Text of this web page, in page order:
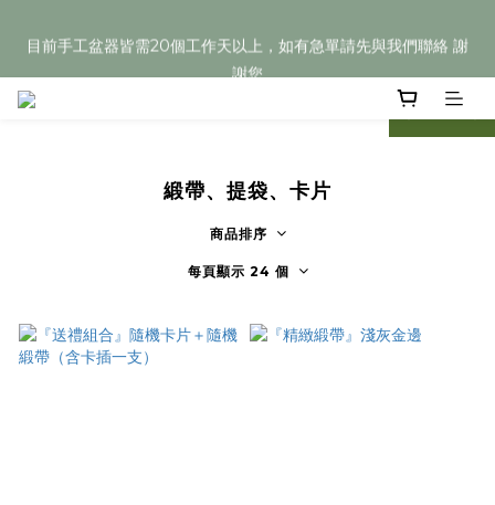
謝您
謝您
目前手工盆器皆需20個工作天以上，如有急單請先與我們聯絡 謝
謝您
prev next
緞帶、提袋、卡片
商品排序
每頁顯示 24 個